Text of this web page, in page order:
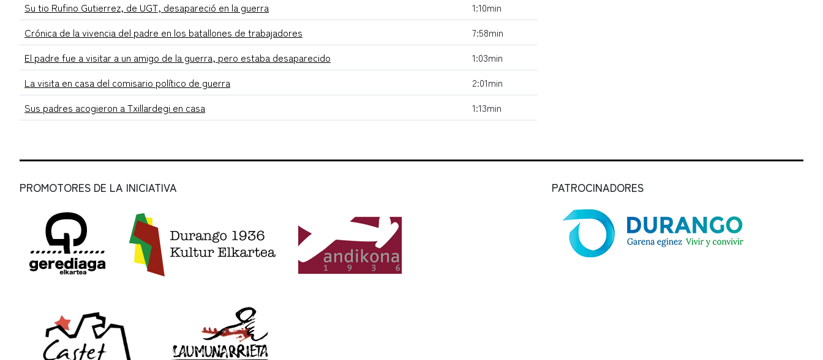
Su tio Rufino Gutierrez, de UGT, desapareció en la guerra
1:10min
Crónica de la vivencia del padre en los batallones de trabajadores
7:58min
El padre fue a visitar a un amigo de la guerra, pero estaba desaparecido
1:03min
La visita en casa del comisario político de guerra
2:01min
Sus padres acogieron a Txillardegi en casa
1:13min
PROMOTORES DE LA INICIATIVA PATROCINADORES